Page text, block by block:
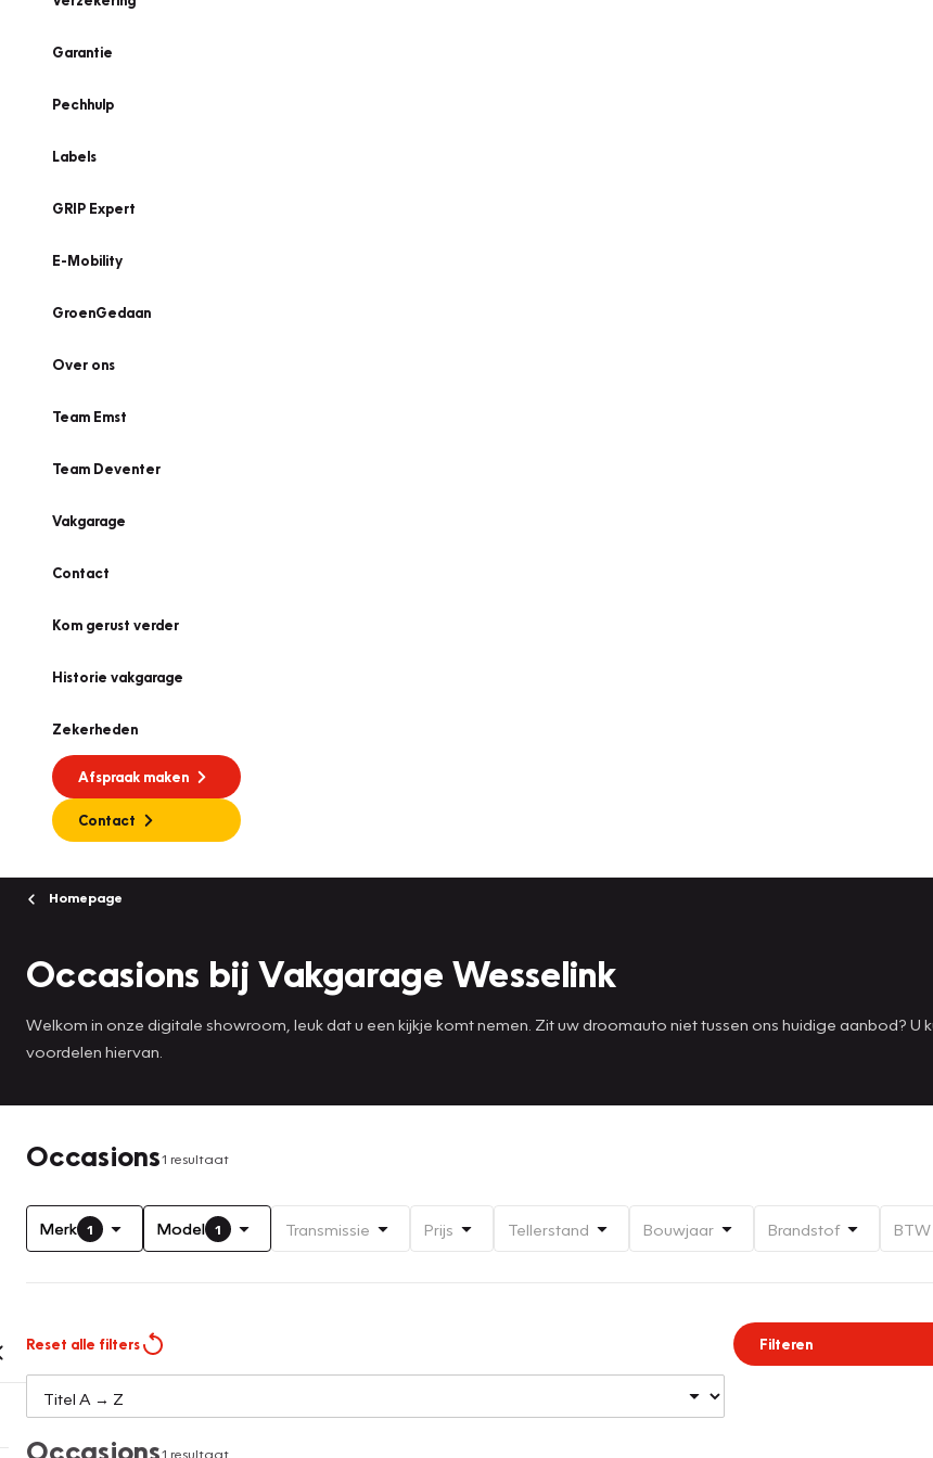
Garantie
Pechhulp
Labels
GRIP Expert
E-Mobility
GroenGedaan
Over ons
Team Emst
Team Deventer
Vakgarage
Contact
Kom gerust verder
Historie vakgarage
Zekerheden
Afspraak maken
Contact
Homepage
Occasions bij Vakgarage Wesselink
Welkom in onze digitale showroom, leuk dat u een kijkje komt nemen. Zit uw droomauto niet tussen ons huidige aanbod? U
voordelen hiervan.
Occasions1 resultaat
Merk 1 Model 1 Transmissie Prijs Tellerstand Bouwjaar Brandstof
Reset alle filters Filteren
Occasions1 resultaat